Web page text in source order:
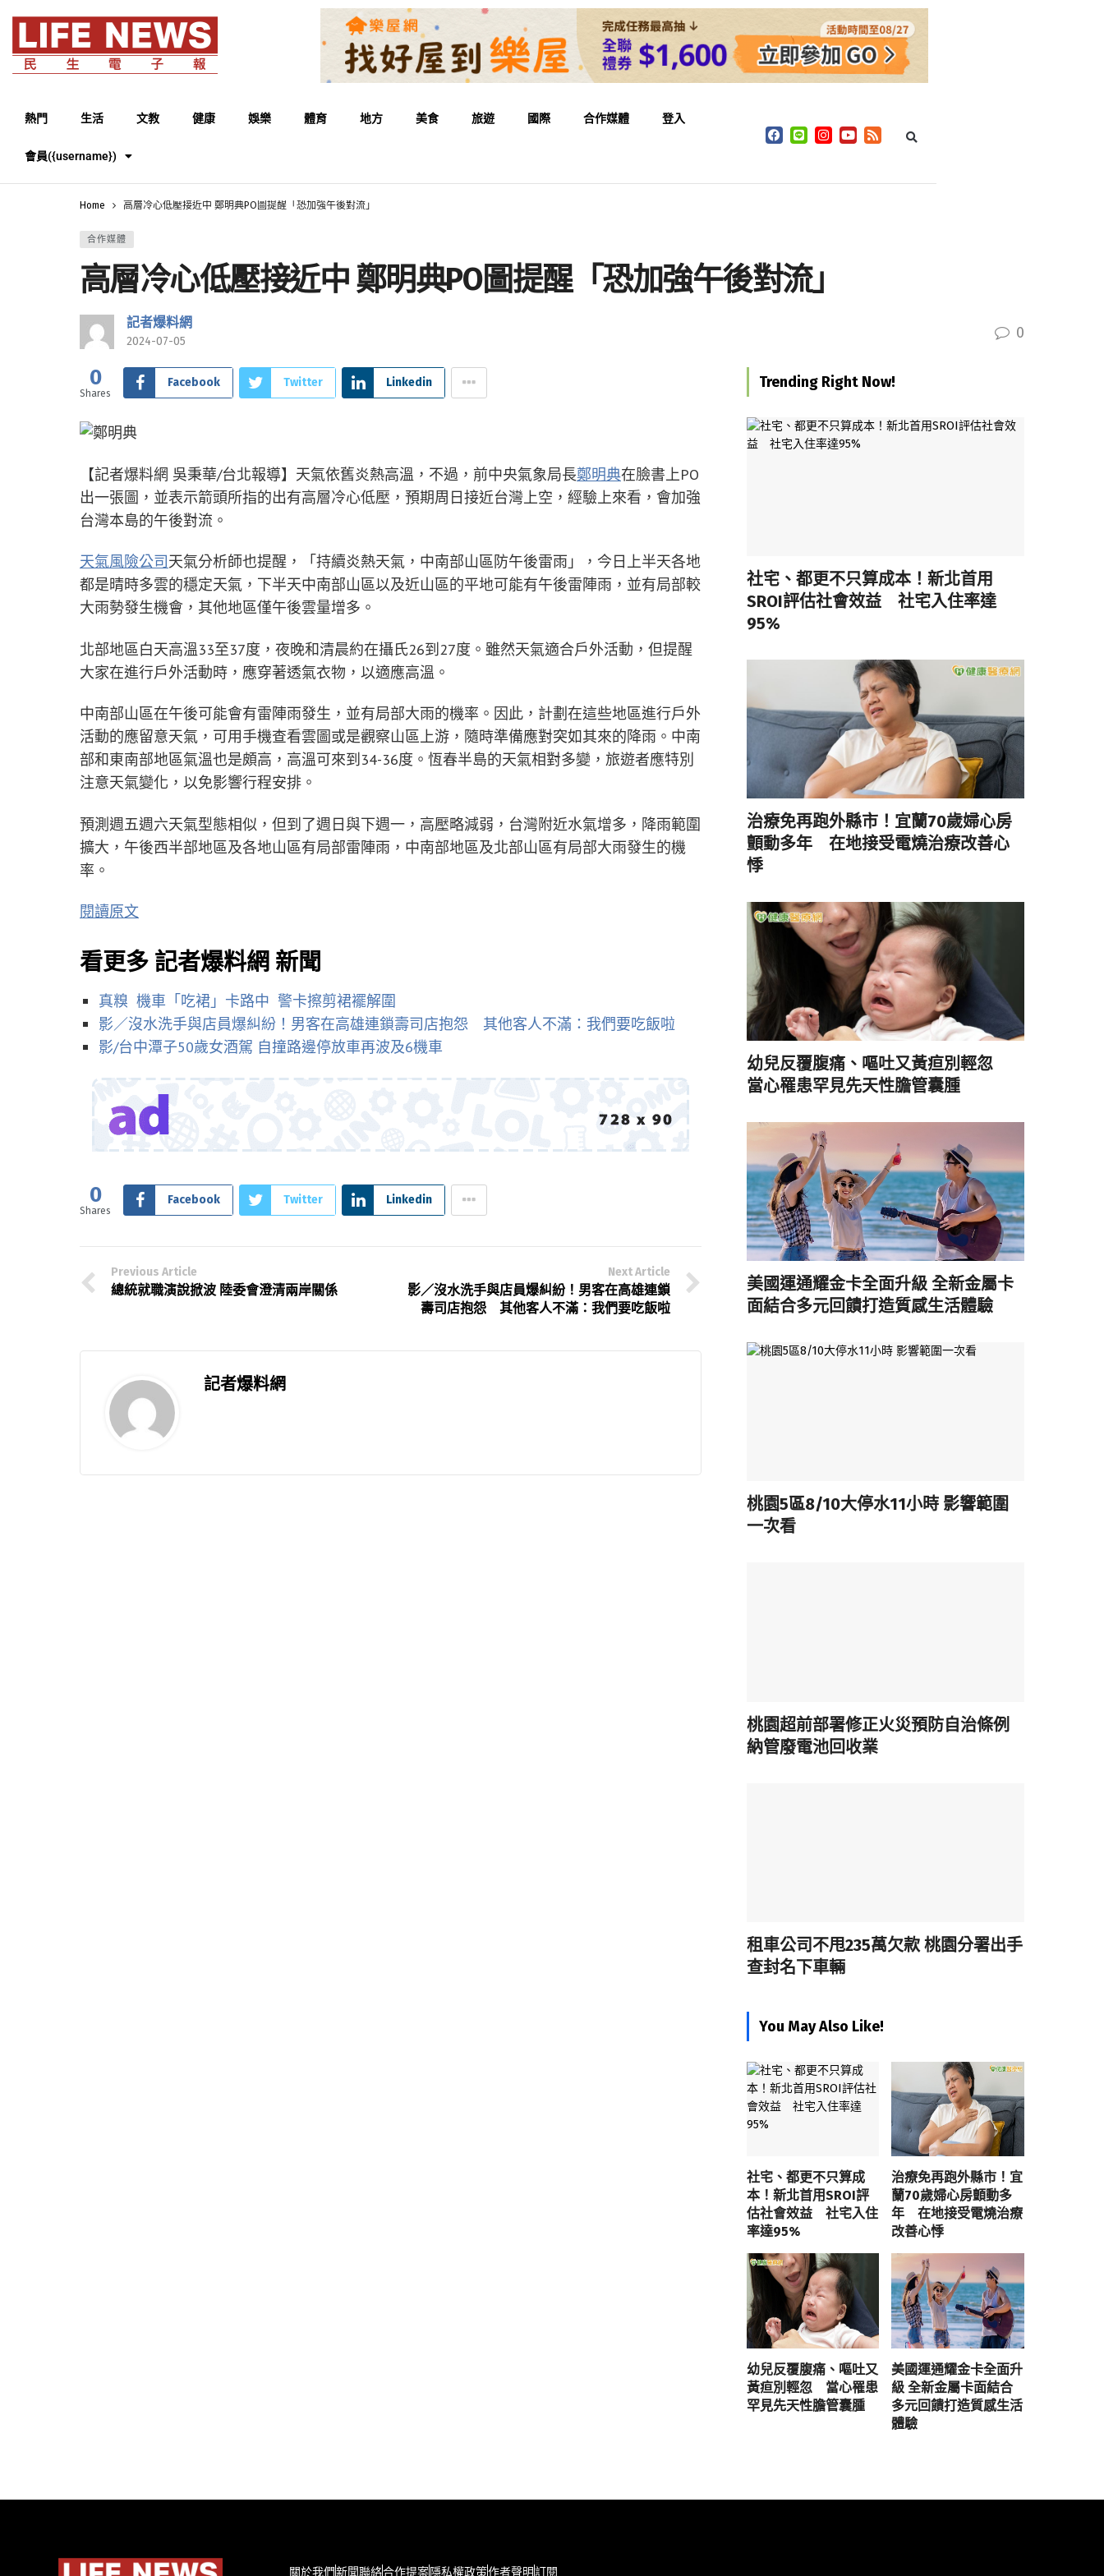
熱門 生活 文教 健康 娛樂 體育 地方 美食 旅遊 國際 合作媒體 登入
會員({username})
Home 高層冷心低壓接近中 鄭明典PO圖提醒「恐加強午後對流」
合作媒體
高層冷心低壓接近中 鄭明典PO圖提醒「恐加強午後對流」
記者爆料網
2024-07-05 0
0
Shares
Facebook Twitter Linkedin
【記者爆料網 吳秉華/台北報導】天氣依舊炎熱高溫，不過，前中央氣象局長鄭明典在臉書上PO
出一張圖，並表示箭頭所指的出有高層冷心低壓，預期周日接近台灣上空，經驗上來看，會加強
台灣本島的午後對流。
天氣風險公司天氣分析師也提醒，「持續炎熱天氣，中南部山區防午後雷雨」，今日上半天各地
都是晴時多雲的穩定天氣，下半天中南部山區以及近山區的平地可能有午後雷陣雨，並有局部較
大雨勢發生機會，其他地區僅午後雲量增多。
北部地區白天高溫33至37度，夜晚和清晨約在攝氏26到27度。雖然天氣適合戶外活動，但提醒
大家在進行戶外活動時，應穿著透氣衣物，以適應高溫。
中南部山區在午後可能會有雷陣雨發生，並有局部大雨的機率。因此，計劃在這些地區進行戶外
活動的應留意天氣，可用手機查看雲圖或是觀察山區上游，隨時準備應對突如其來的降雨。中南
部和東南部地區氣溫也是頗高，高溫可來到34-36度。恆春半島的天氣相對多變，旅遊者應特別
注意天氣變化，以免影響行程安排。
預測週五週六天氣型態相似，但到了週日與下週一，高壓略減弱，台灣附近水氣增多，降雨範圍
擴大，午後西半部地區及各地山區有局部雷陣雨，中南部地區及北部山區有局部大雨發生的機
率。
閱讀原文
看更多 記者爆料網 新聞
真糗 機車「吃裙」卡路中 警卡擦剪裙襬解圍
影／沒水洗手與店員爆糾紛！男客在高雄連鎖壽司店抱怨 其他客人不滿：我們要吃飯啦
影/台中潭子50歲女酒駕 自撞路邊停放車再波及6機車
0
Shares
Facebook Twitter Linkedin
Previous Article
總統就職演說掀波 陸委會澄清兩岸關係
Next Article
影／沒水洗手與店員爆糾紛！男客在高雄連鎖
壽司店抱怨 其他客人不滿：我們要吃飯啦
記者爆料網
Trending Right Now!
社宅、都更不只算成本！新北首用
SROI評估社會效益 社宅入住率達
95%
治療免再跑外縣市！宜蘭70歲婦心房
顫動多年 在地接受電燒治療改善心
悸
幼兒反覆腹痛、嘔吐又黃疸別輕忽
當心罹患罕見先天性膽管囊腫
美國運通耀金卡全面升級 全新金屬卡
面結合多元回饋打造質感生活體驗
桃園5區8/10大停水11小時 影響範圍
一次看
桃園超前部署修正火災預防自治條例
納管廢電池回收業
租車公司不甩235萬欠款 桃園分署出手
查封名下車輛
You May Also Like!
社宅、都更不只算成
本！新北首用SROI評
估社會效益 社宅入住
率達95%
治療免再跑外縣市！宜
蘭70歲婦心房顫動多
年 在地接受電燒治療
改善心悸
幼兒反覆腹痛、嘔吐又
黃疸別輕忽 當心罹患
罕見先天性膽管囊腫
美國運通耀金卡全面升
級 全新金屬卡面結合
多元回饋打造質感生活
體驗
關於我們新聞聯絡合作提案隱私權政策作者聲明訂閱